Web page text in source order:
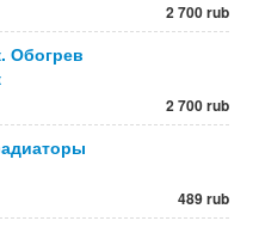
2 700 rub
Обогрев
2 700 rub
489 rub